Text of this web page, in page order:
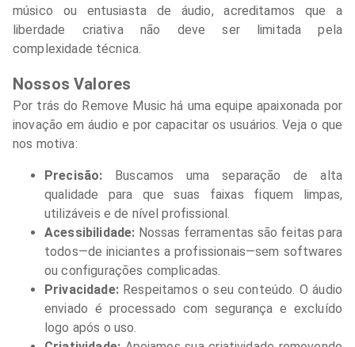
músico ou entusiasta de áudio, acreditamos que a
liberdade criativa não deve ser limitada pela
complexidade técnica.
Nossos Valores
Por trás do Remove Music há uma equipe apaixonada por
inovação em áudio e por capacitar os usuários. Veja o que
nos motiva:
Precisão: Buscamos uma separação de alta
qualidade para que suas faixas fiquem limpas,
utilizáveis e de nível profissional.
Acessibilidade: Nossas ferramentas são feitas para
todos—de iniciantes a profissionais—sem softwares
ou configurações complicadas.
Privacidade:Respeitamos o seu conteúdo. O áudio
enviado é processado com segurança e excluído
logo após o uso.